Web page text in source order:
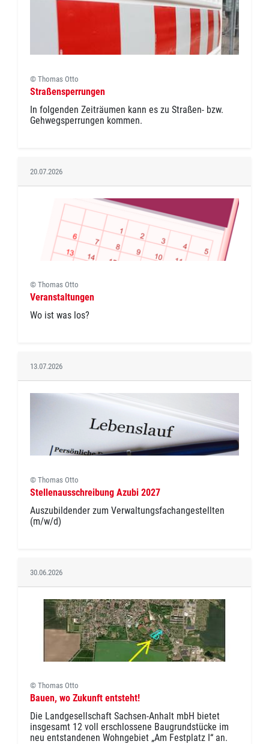
Straßensperrungen
In folgenden Zeiträumen kann es zu Straßen- bzw.
Gehwegsperrungen kommen.
© Thomas Otto
Veranstaltungen
Wo ist was los?
© Thomas Otto
20.07.2026
Stellenausschreibung Azubi 2027
Auszubildender zum Verwaltungsfachangestellten
(m/w/d)
© Thomas Otto
13.07.2026
Bauen, wo Zukunft entsteht!
Die Landgesellschaft Sachsen-Anhalt mbH bietet
insgesamt 12 voll erschlossene Baugrundstücke im
neu entstandenen Wohngebiet „Am Festplatz I“ an.
© Thomas Otto
30.06.2026